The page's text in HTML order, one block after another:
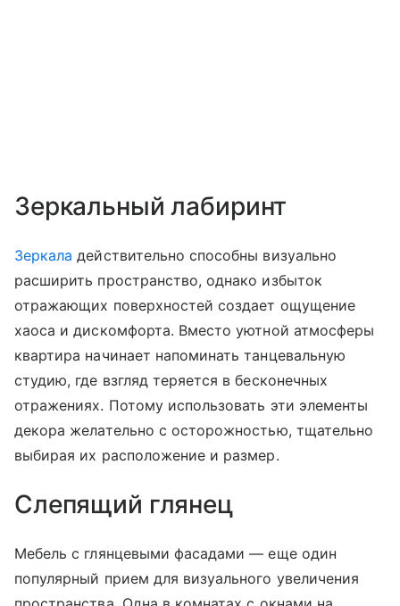
Зеркальный лабиринт
Зеркала действительно способны визуально
расширить пространство, однако избыток
отражающих поверхностей создает ощущение
хаоса и дискомфорта. Вместо уютной атмосферы
квартира начинает напоминать танцевальную
студию, где взгляд теряется в бесконечных
отражениях. Потому использовать эти элементы
декора желательно с осторожностью, тщательно
выбирая их расположение и размер.
Слепящий глянец
Мебель с глянцевыми фасадами — еще один
популярный прием для визуального увеличения